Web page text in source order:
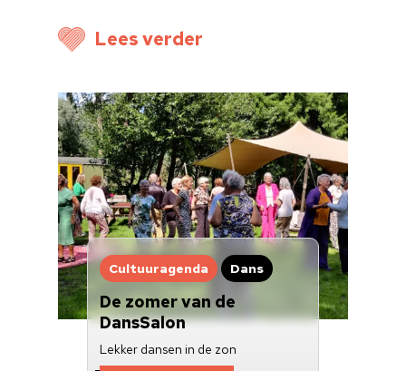
Lees verder
Cultuuragenda Dans
De zomer van de
DansSalon
Lekker dansen in de zon